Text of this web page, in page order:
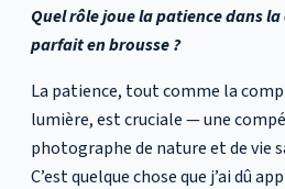
Quel rôle joue la patience dans
parfait en brousse ?
La patience, tout comme la
lumière, est cruciale — une
photographe de nature et de vie
C’est quelque chose que j’ai dû